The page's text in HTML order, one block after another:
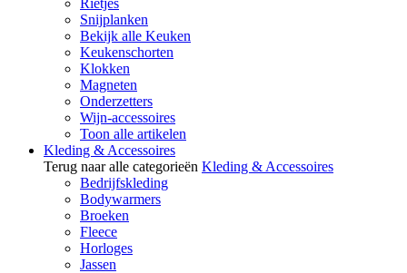
Rietjes
Snijplanken
Bekijk alle Keuken
Keukenschorten
Klokken
Magneten
Onderzetters
Wijn-accessoires
Toon alle artikelen
Kleding & Accessoires
Terug naar alle categorieën Kleding & Accessoires
Bedrijfskleding
Bodywarmers
Broeken
Fleece
Horloges
Jassen